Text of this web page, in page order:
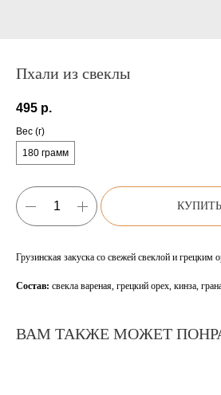
Пхали из свеклы
495 р.
Вес (г)
180 грамм
КУПИТЬ
Грузинская закуска со свежей свеклой и грецким
Состав: свекла вареная, грецкий орех, кинза,
ВАМ ТАКЖЕ МОЖЕТ